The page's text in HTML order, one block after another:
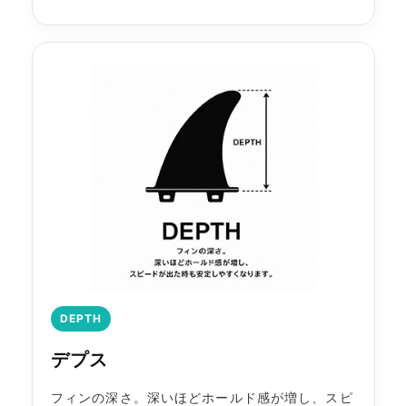
DEPTH
デプス
フィンの深さ。深いほどホールド感が増し、スピ